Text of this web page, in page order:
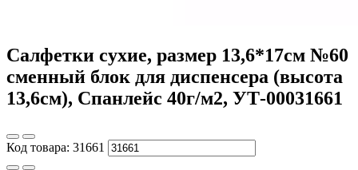
Салфетки сухие, размер 13,6*17см №60
сменный блок для диспенсера (высота
13,6см), Спанлейс 40г/м2, УТ-00031661
Код товара: 31661